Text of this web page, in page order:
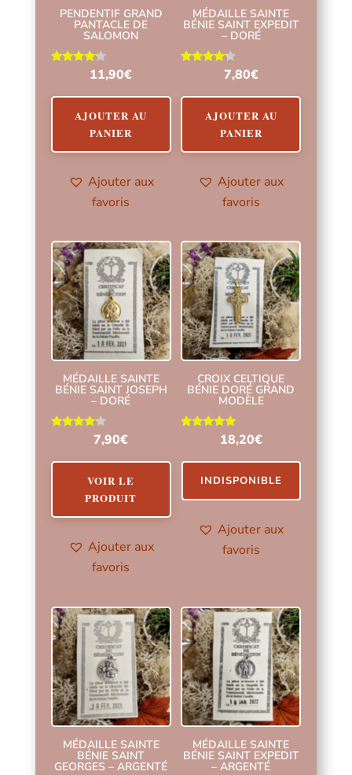
PENDENTIF GRAND
PANTACLE DE
SALOMON
11,90€
AJOUTER AU
PANIER
Ajouter aux
favoris
MÉDAILLE SAINTE
BÉNIE SAINT EXPEDIT
– DORÉ
7,80€
AJOUTER AU
PANIER
Ajouter aux
favoris
MÉDAILLE SAINTE
BÉNIE SAINT JOSEPH
– DORÉ
7,90€
VOIR LE
PRODUIT
Ajouter aux
favoris
CROIX CELTIQUE
BÉNIE DORÉ GRAND
MODÈLE
18,20€
INDISPONIBLE
Ajouter aux
favoris
MÉDAILLE SAINTE
BÉNIE SAINT
GEORGES – ARGENTÉ
MÉDAILLE SAINTE
BÉNIE SAINT EXPEDIT
– ARGENTÉ